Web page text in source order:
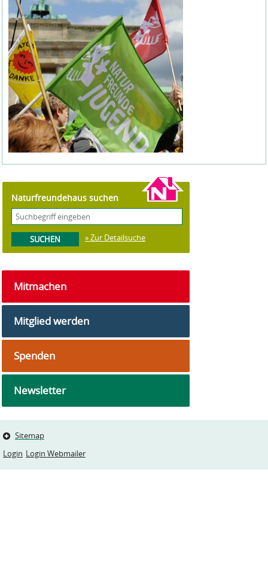
Naturfreundehaus suchen
» Zur Detailsuche
Mitmachen
Mitglied werden
Spenden
Newsletter
Sitemap
Login Login Webmailer